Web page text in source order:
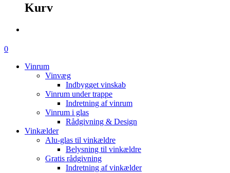
Kurv
0
Vinrum
Vinvæg
Indbygget vinskab
Vinrum under trappe
Indretning af vinrum
Vinrum i glas
Rådgivning & Design
Vinkælder
Alu-glas til vinkældre
Belysning til vinkældre
Gratis rådgivning
Indretning af vinkælder